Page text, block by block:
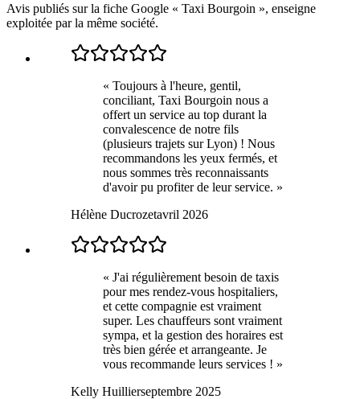
Avis publiés sur la fiche Google « Taxi Bourgoin », enseigne
exploitée par la même société.
« Toujours à l'heure, gentil,
conciliant, Taxi Bourgoin nous a
offert un service au top durant la
convalescence de notre fils
(plusieurs trajets sur Lyon) ! Nous
recommandons les yeux fermés, et
nous sommes très reconnaissants
d'avoir pu profiter de leur service. »
Hélène Ducrozetavril 2026
« J'ai régulièrement besoin de taxis
pour mes rendez-vous hospitaliers,
et cette compagnie est vraiment
super. Les chauffeurs sont vraiment
sympa, et la gestion des horaires est
très bien gérée et arrangeante. Je
vous recommande leurs services ! »
Kelly Huillierseptembre 2025